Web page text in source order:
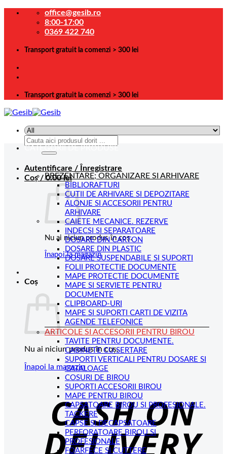
Skip
office@gesib.ro
8:00-17:00
0369 422 740
Transport gratuit la comenzi > 300 lei
Transport gratuit la comenzi > 300 lei
Caută
Autentificare / Înregistrare
Coș /0.00lei
Nu ai niciun produs în coș.
Înapoi la magazin
Coș
Nu ai niciun produs în coș.
Înapoi la magazin
CATEGORII DE PRODUSE
PREZENTARE; ORGANIZARE SI ARHIVARE
BIBLIORAFTURI
CUTII DE ARHIVARE SI DEPOZITARE
ALONJE SI ACCESORII PENTRU
ARHIVARE
CAIETE MECANICE. REZERVE
INDECSI SI SEPARATOARE
DOSARE DIN CARTON
DOSARE DIN PLASTIC
DOSARE SUSPENDABILE SI SUPORTI
FOLII PROTECTIE DOCUMENTE
MAPE PROTECTIE DOCUMENTE
MAPE SI SERVIETE PENTRU
DOCUMENTE
CLIPBOARD-URI
MAPE SI SUPORTI CARTI DE VIZITA
AGENDE TELEFONICE
ARTICOLE SI ACCESORII PENTRU BIROU
TAVITE PENTRU DOCUMENTE.
CABINETE CU SERTARE
SUPORTI VERTICALI PENTRU DOSARE SI
CATALOAGE
COSURI DE BIROU
SUPORTI ACCESORII BIROU
MAPE PENTRU BIROU
CAPSATOARE BIROU SI PROFESIONALE.
TACKERE
CAPSE SI DECAPSATOARE
PERFORATOARE BIROU SI
PROFESIONALE
FOARFECE SI CUTTERE